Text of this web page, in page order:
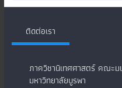
ติดต่อเรา
ภาควิชานิเทศศาสตร์ คณะ
มหาวิทยาลัยบูรพา